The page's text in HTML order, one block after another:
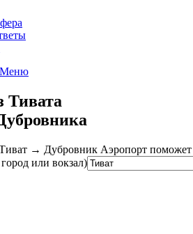
Меню
Тивата
Тиват → Дубровник Аэропорт поможет
или вокзал)